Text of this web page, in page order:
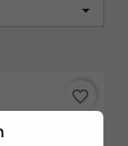

favorite_border